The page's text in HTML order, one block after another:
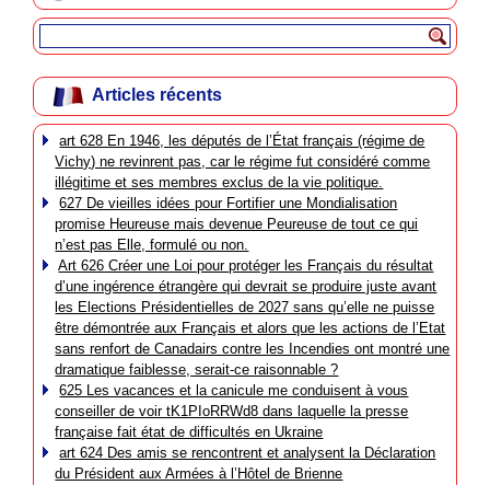
Articles récents
art 628 En 1946, les députés de l’État français (régime de
Vichy) ne revinrent pas, car le régime fut considéré comme
illégitime et ses membres exclus de la vie politique.
627 De vieilles idées pour Fortifier une Mondialisation
promise Heureuse mais devenue Peureuse de tout ce qui
n’est pas Elle, formulé ou non.
Art 626 Créer une Loi pour protéger les Français du résultat
d’une ingérence étrangère qui devrait se produire juste avant
les Elections Présidentielles de 2027 sans qu’elle ne puisse
être démontrée aux Français et alors que les actions de l’Etat
sans renfort de Canadairs contre les Incendies ont montré une
dramatique faiblesse, serait-ce raisonnable ?
625 Les vacances et la canicule me conduisent à vous
conseiller de voir tK1PIoRRWd8 dans laquelle la presse
française fait état de difficultés en Ukraine
art 624 Des amis se rencontrent et analysent la Déclaration
du Président aux Armées à l’Hôtel de Brienne